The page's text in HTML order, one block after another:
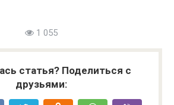
1 055
статья? Поделиться с
друзьями: